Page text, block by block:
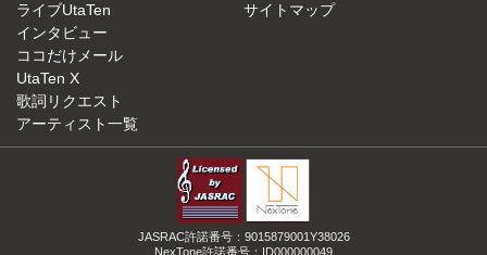
ライブUtaTen
インタビュー
ココだけメール
UtaTen X
歌詞リクエスト
アーティスト一覧
サイトマップ
JASRAC許諾番号：9015879001Y38026
NexTone許諾番号：ID000000049